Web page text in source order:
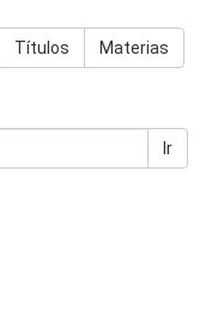
Títulos Materias
Ir